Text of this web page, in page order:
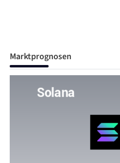
Marktprognosen